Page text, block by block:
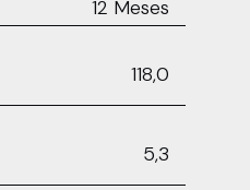
12 Meses
118,0
5,3